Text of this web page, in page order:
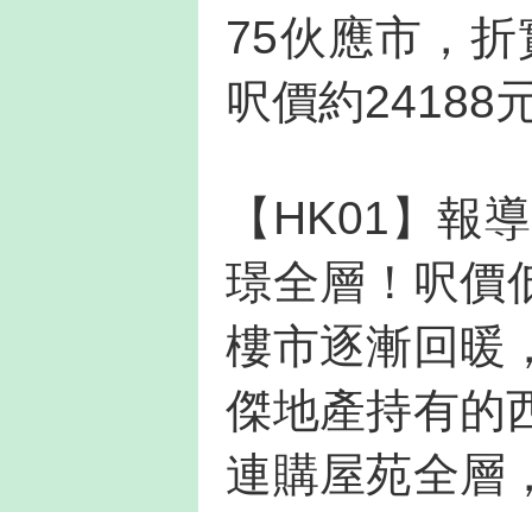
75伙應市，
呎價約24188
【HK01】報
璟全層！呎價
樓市逐漸回暖
傑地產持有的
連購屋苑全層